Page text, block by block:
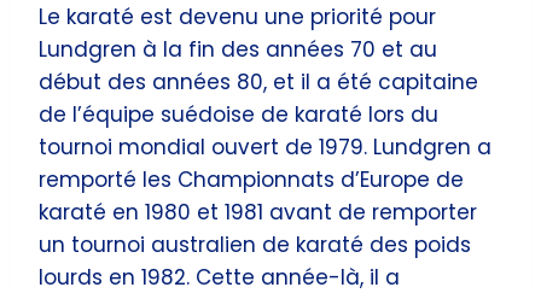
Le karaté est devenu une priorité pour
Lundgren à la fin des années 70 et au
début des années 80, et il a été capitaine
de l’équipe suédoise de karaté lors du
tournoi mondial ouvert de 1979. Lundgren a
remporté les Championnats d’Europe de
karaté en 1980 et 1981 avant de remporter
un tournoi australien de karaté des poids
lourds en 1982. Cette année-là, il a